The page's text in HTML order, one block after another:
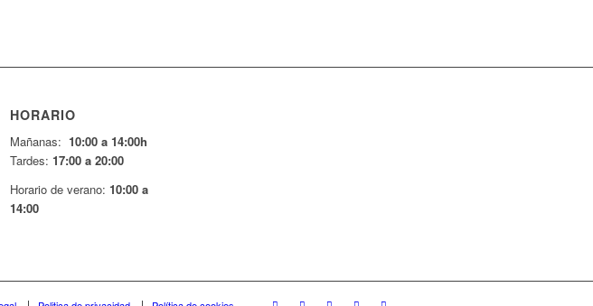
HORARIO
Mañanas: 10:00 a 14:00h
Tardes: 17:00 a 20:00
Horario de verano: 10:00 a
14:00